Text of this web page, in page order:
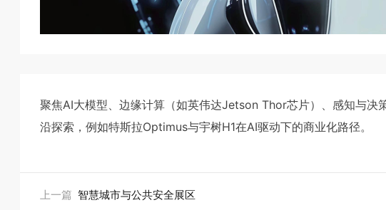
聚焦AI大模型、边缘计算（如英伟达Jetson Thor芯片）、感知与决
沿探索，例如特斯拉Optimus与宇树H1在AI驱动下的商业化路径。
上一篇 智慧城市与公共安全展区